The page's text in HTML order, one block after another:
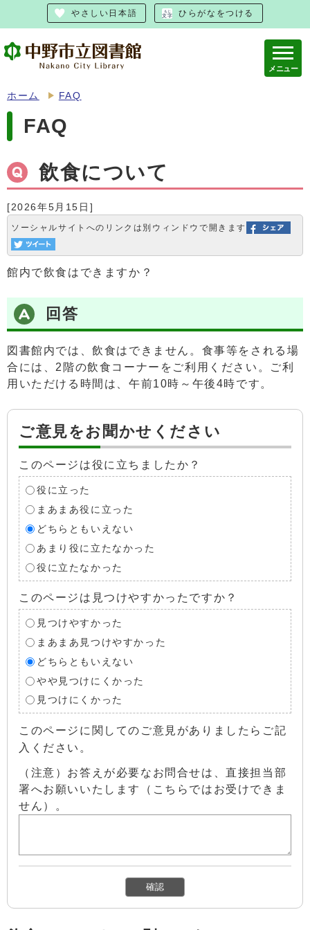
やさしい日本語 ひらがなをつける
メニュー
ホーム FAQ
FAQ
飲食について
[2026年5月15日]
ソーシャルサイトへのリンクは別ウィンドウで開きます
館内で飲食はできますか？
回答
図書館内では、飲食はできません。食事等をされる場
合には、2階の飲食コーナーをご利用ください。ご利
用いただける時間は、午前10時～午後4時です。
ご意見をお聞かせください
このページは役に立ちましたか？
役に立った
まあまあ役に立った
どちらともいえない
あまり役に立たなかった
役に立たなかった
このページは見つけやすかったですか？
見つけやすかった
まあまあ見つけやすかった
どちらともいえない
やや見つけにくかった
見つけにくかった
このページに関してのご意見がありましたらご記
入ください。
（注意）お答えが必要なお問合せは、直接担当部
署へお願いいたします（こちらではお受けできま
せん）。